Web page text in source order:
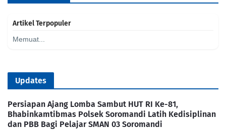
Artikel Terpopuler
Memuat...
Updates
Persiapan Ajang Lomba Sambut HUT RI Ke-81,
Bhabinkamtibmas Polsek Soromandi Latih Kedisiplinan
dan PBB Bagi Pelajar SMAN 03 Soromandi